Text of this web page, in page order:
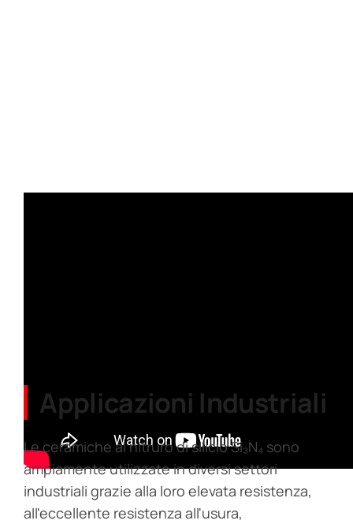
Applicazioni Industriali
Le ceramiche al nitruro di silicio Si₃N₄ sono
ampiamente utilizzate in diversi settori
industriali grazie alla loro elevata resistenza,
all'eccellente resistenza all'usura,